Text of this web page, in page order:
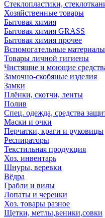
Стеклопластики,
Хозяйственные товары
Бытовая химия
Бытовая химия GRASS
Бытовая химия прочее
Вспомогательные
Товары личной гигиены
Чистящие и моющие
Замочно-скобяные изделия
Замки
Плёнки, скотчи, ленты
Полив
Спец. одежда, средства
Маски и очки
Перчатки, краги и руковицы
Респираторы
Текстильная продукция
Хоз. инвентарь
Шнуры, веревки
Вёдра
Грабли и вилы
Лопаты и черенки
Хоз. товары разное
Щетки, метлы,веники,совки